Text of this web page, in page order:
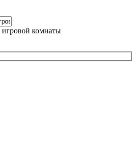
игровой комнаты